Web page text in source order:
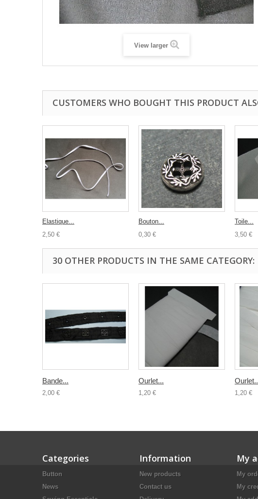
View larger
CUSTOMERS WHO BOUGHT THIS PRODUCT
Elastique...
2,50 €
Bouton...
0,30 €
Toile...
3,50 €
30 OTHER PRODUCTS IN THE SAME CATEGORY:
Bande...
2,00 €
Ourlet...
1,20 € 1,20 €
Categories
Button
News
Information
New products
Contact us
My
My
My